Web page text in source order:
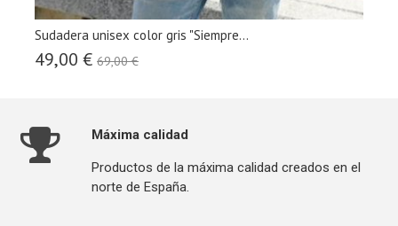
Sudadera unisex color gris "Siempre...
49,00 € 69,00 €
 Máxima calidad
Productos de la máxima calidad creados en el
norte de España.